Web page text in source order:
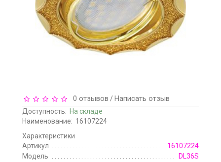
0 отзывов /Написать отзыв
Доступность: На складе
Наименование: 16107224
Характеристики
Артикул
16107224
Модель
DL36S